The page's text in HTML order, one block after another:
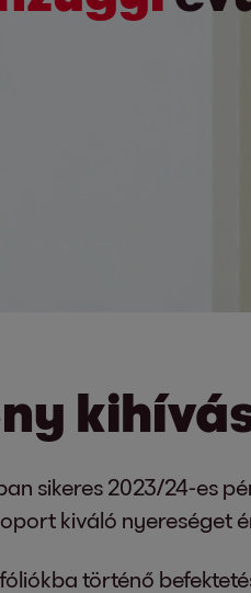
sikeres 2023/24-es
kiváló nyereséget
történő